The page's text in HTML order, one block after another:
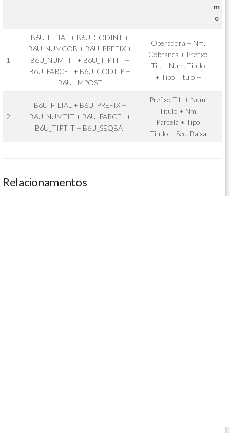
m
e
1
B6U_FILIAL + B6U_CODINT +
B6U_NUMCOB + B6U_PREFIX +
B6U_NUMTIT + B6U_TIPTIT +
B6U_PARCEL + B6U_CODTIP +
B6U_IMPOST
Operadora + Nm.
Cobranca + Prefixo
Tit. + Num. Titulo
+ Tipo Titulo +
2
B6U_FILIAL + B6U_PREFIX +
B6U_NUMTIT + B6U_PARCEL +
B6U_TIPTIT + B6U_SEQBAI
Prefixo Tit. + Num.
Titulo + Nm.
Parcela + Tipo
Titulo + Seq. Baixa
Relacionamentos